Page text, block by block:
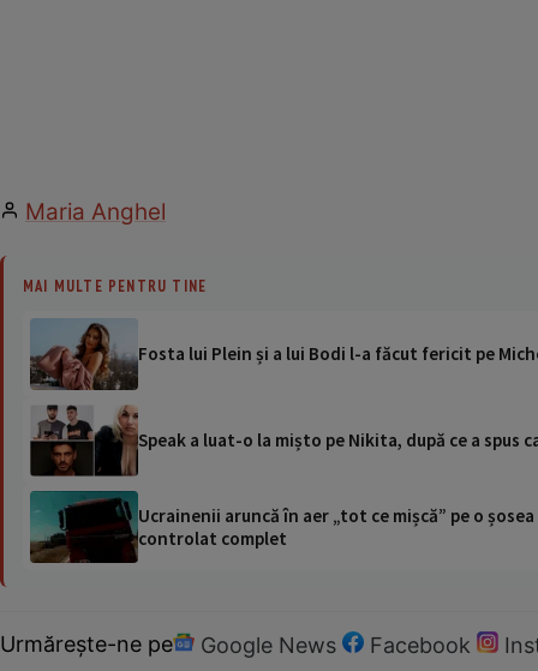
Maria Anghel
MAI MULTE PENTRU TINE
Fosta lui Plein și a lui Bodi l-a făcut fericit pe
Speak a luat-o la mișto pe Nikita, după ce a spus
Ucrainenii aruncă în aer „tot ce mișcă” pe o
controlat complet
Urmărește-ne pe Google News Facebook